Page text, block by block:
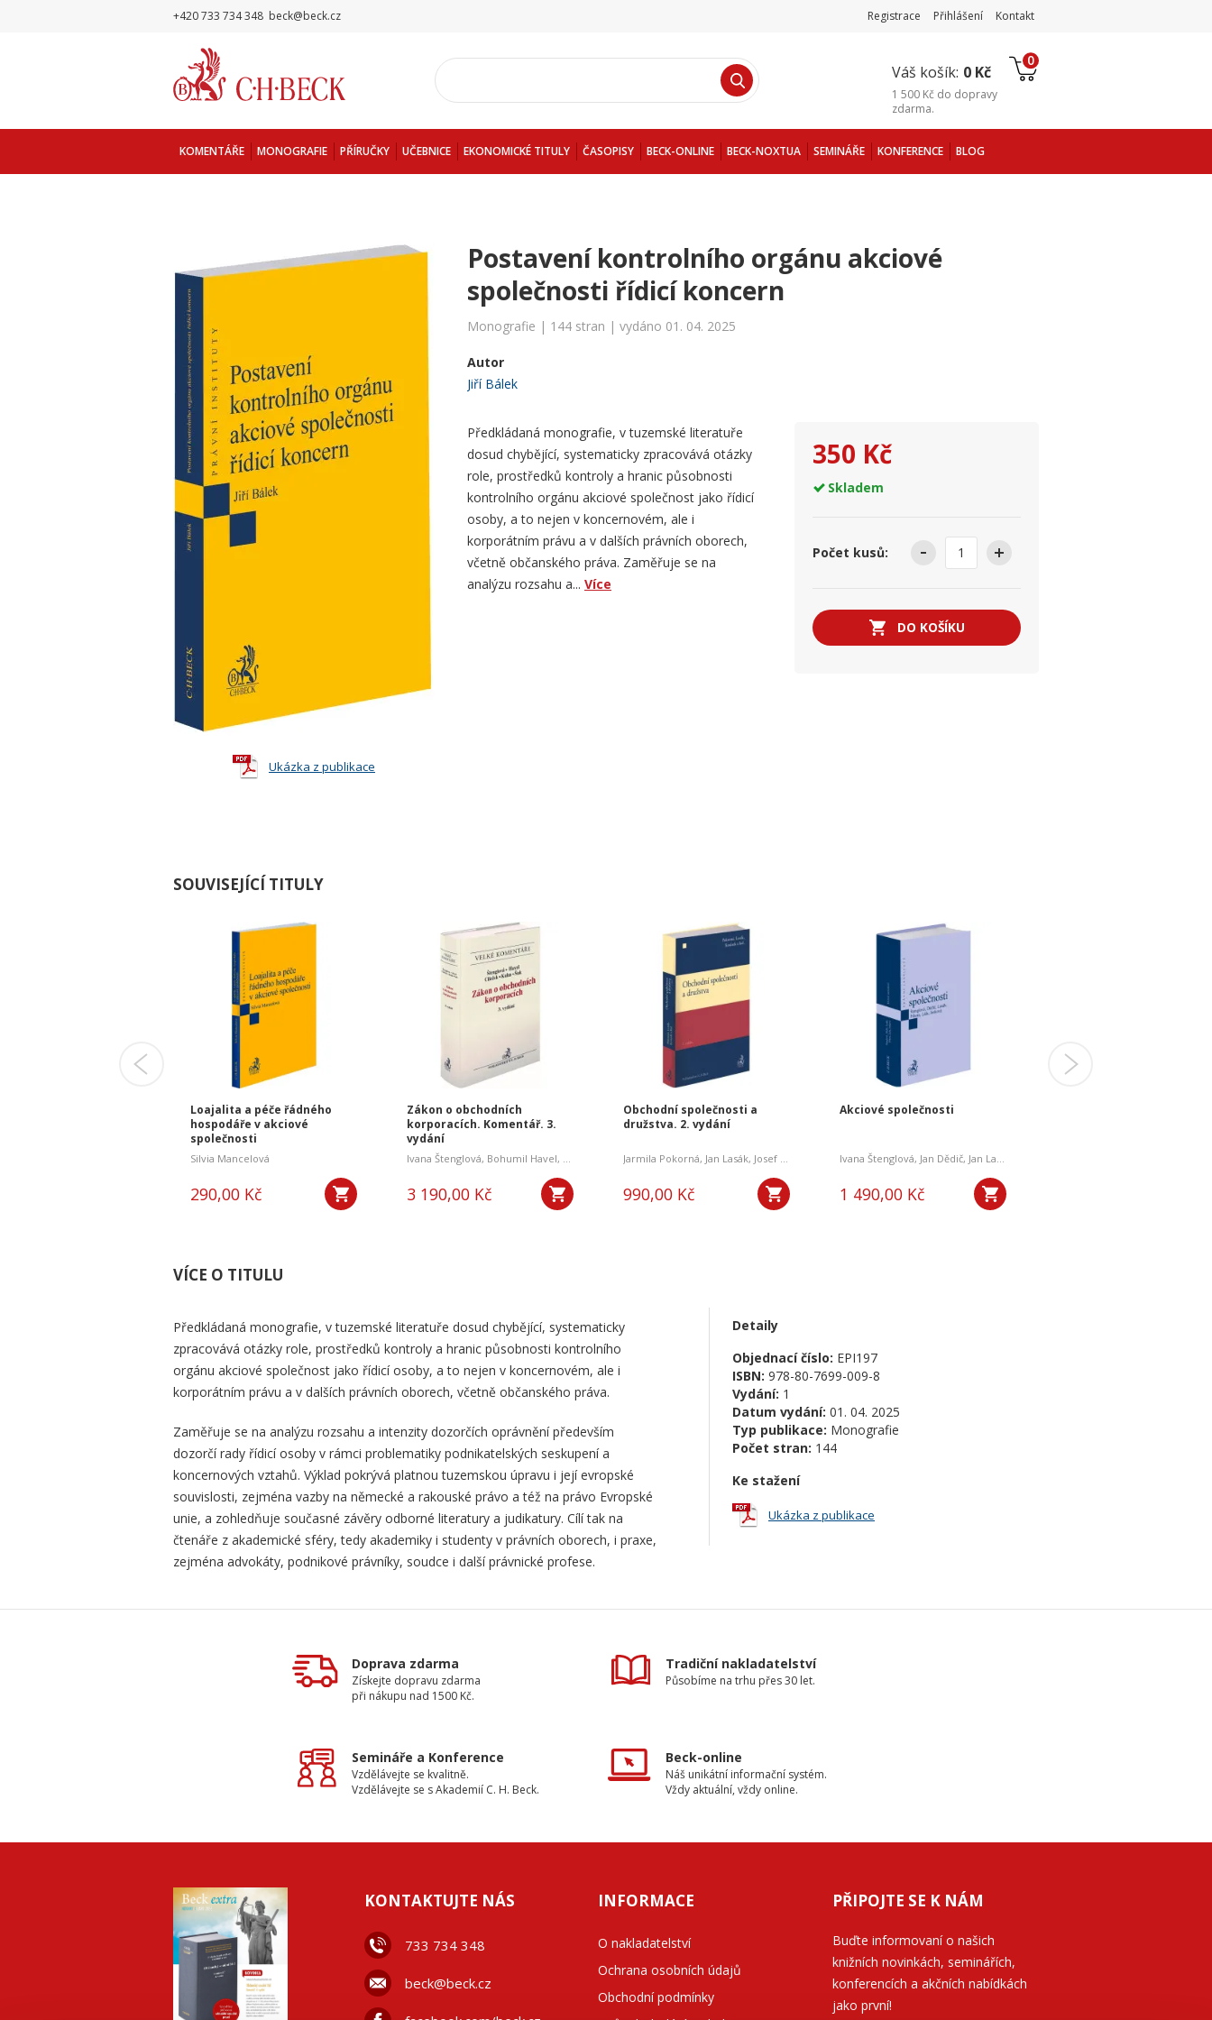
+420 733 734 348 beck@beck.cz Registrace Přihlášení Kontakt
Váš košík: 0 Kč
0
1 500 Kč do dopravy
zdarma.
KOMENTÁŘE MONOGRAFIE PŘÍRUČKY UČEBNICE EKONOMICKÉ TITULY ČASOPISY BECK-ONLINE BECK-NOXTUA SEMINÁŘE KONFERENCE BLOG
Ukázka z publikace
Postavení kontrolního orgánu akciové
společnosti řídicí koncern
Monografie | 144 stran | vydáno 01. 04. 2025
Autor
Jiří Bálek
350 Kč
Skladem
Počet kusů:
DO KOŠÍKU
Předkládaná monografie, v tuzemské literatuře
dosud chybějící, systematicky zpracovává otázky
role, prostředků kontroly a hranic působnosti
kontrolního orgánu akciové společnost jako řídicí
osoby, a to nejen v koncernovém, ale i
korporátním právu a v dalších právních oborech,
včetně občanského práva. Zaměřuje se na
analýzu rozsahu a... Více
SOUVISEJÍCÍ TITULY
Loajalita a péče řádného
hospodáře v akciové
společnosti
Silvia Mancelová
290,00 Kč
Zákon o obchodních
korporacích. Komentář. 3.
vydání
Ivana Štenglová, Bohumil Havel, Filip Cileček ,Petr Kuhn,Petr Šuk
3 190,00 Kč
Obchodní společnosti a
družstva. 2. vydání
Jarmila Pokorná, Jan Lasák, Josef Kotásek a kol.
990,00 Kč
Akciové společnosti
Ivana Štenglová, Jan Dědič, Jan Lasák
1 490,00 Kč
VÍCE O TITULU
Předkládaná monografie, v tuzemské literatuře dosud chybějící, systematicky
zpracovává otázky role, prostředků kontroly a hranic působnosti kontrolního
orgánu akciové společnost jako řídicí osoby, a to nejen v koncernovém, ale i
korporátním právu a v dalších právních oborech, včetně občanského práva.
Zaměřuje se na analýzu rozsahu a intenzity dozorčích oprávnění především
dozorčí rady řídicí osoby v rámci problematiky podnikatelských seskupení a
koncernových vztahů. Výklad pokrývá platnou tuzemskou úpravu i její evropské
souvislosti, zejména vazby na německé a rakouské právo a též na právo Evropské
unie, a zohledňuje současné závěry odborné literatury a judikatury. Cílí tak na
čtenáře z akademické sféry, tedy akademiky i studenty v právních oborech, i praxe,
zejména advokáty, podnikové právníky, soudce i další právnické profese.
Detaily
Objednací číslo: EPI197
ISBN: 978-80-7699-009-8
Vydání: 1
Datum vydání: 01. 04. 2025
Typ publikace: Monografie
Počet stran: 144
Ke stažení
Ukázka z publikace
Doprava zdarma
Získejte dopravu zdarma
při nákupu nad 1500 Kč.
Tradiční nakladatelství
Působíme na trhu přes 30 let.
Semináře a Konference
Vzdělávejte se kvalitně.
Vzdělávejte se s Akademií C. H. Beck.
Beck-online
Náš unikátní informační systém.
Vždy aktuální, vždy online.
KONTAKTUJTE NÁS
733 734 348
beck@beck.cz
INFORMACE
O nakladatelství
Ochrana osobních údajů
Obchodní podmínky
PŘIPOJTE SE K NÁM
Buďte informovaní o našich
knižních novinkách, seminářích,
konferencích a akčních nabídkách
jako první!